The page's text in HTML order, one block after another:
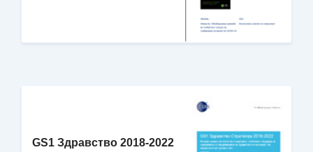
GS1 Здравство 2018-2022